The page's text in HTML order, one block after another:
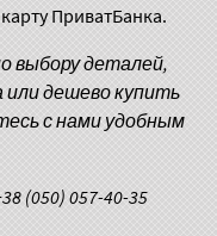
ПриватБанка.
выбору деталей,
дешево купить
с нами удобным
(050) 057-40-35